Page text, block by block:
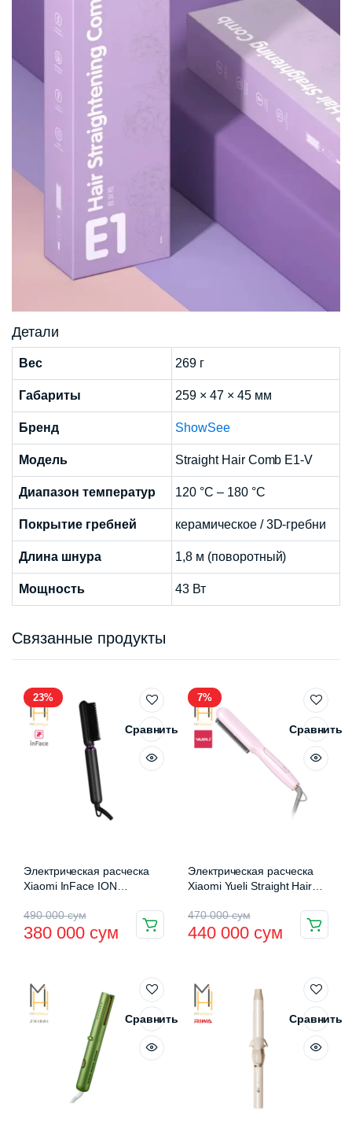
Детали
Вес 269 г
Габариты 259 × 47 × 45 мм
Бренд ShowSee
Модель Straight Hair Comb E1-V
Диапазон температур 120 °C – 180 °C
Покрытие гребней керамическое / 3D-гребни
Длина шнура 1,8 м (поворотный)
Мощность 43 Вт
Связанные продукты
23%
Сравнить
Электрическая расческа
Xiaomi InFace ION
490 000сум
Первоначальная
цена
490
000 сум.
380 000 сум
Текущая
цена:
000 сум.
7%
Сравнить
Электрическая расческа
Xiaomi Yueli Straight Hair
470 000сум
Первоначальная
цена
470
000 сум.
440 000 сум
Текущая
цена:
000 сум.
Сравнить Сравнить